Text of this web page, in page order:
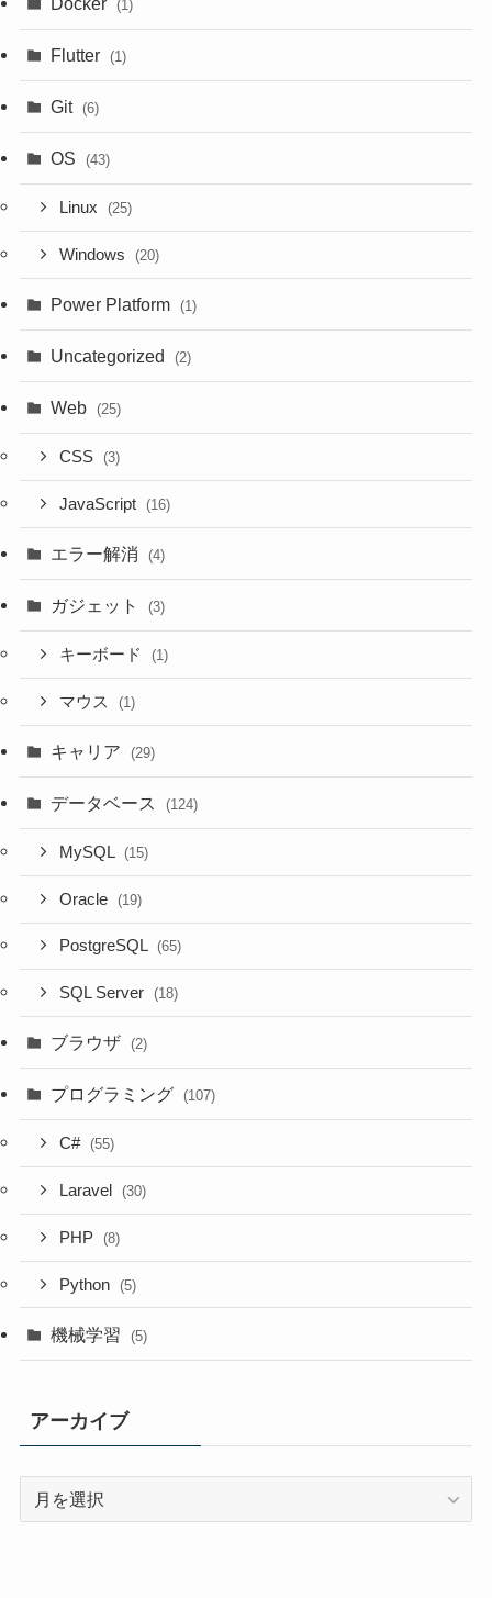
(1)
Flutter (1)
Git (6)
OS (43)
Linux (25)
Windows (20)
Power Platform (1)
Uncategorized (2)
Web (25)
CSS (3)
JavaScript (16)
エラー解消 (4)
ガジェット (3)
キーボード (1)
マウス (1)
キャリア (29)
データベース (124)
MySQL (15)
Oracle (19)
PostgreSQL (65)
SQL Server (18)
ブラウザ (2)
プログラミング (107)
C# (55)
Laravel (30)
PHP (8)
Python (5)
機械学習 (5)
アーカイブ